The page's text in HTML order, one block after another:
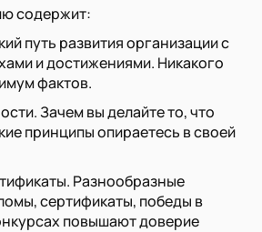
содержит:
путь развития организации с
и достижениями. Никакого
фактов.
Зачем вы делайте то, что
принципы опираетесь в своей
Разнообразные
сертификаты, победы в
повышают доверие